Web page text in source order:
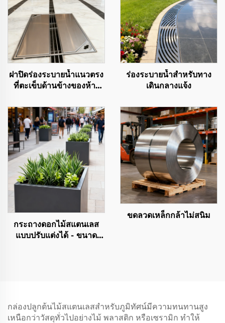
ฝาปิดร่องระบายน้ำแนวตรง
ที่ตะเข็บด้านข้างของห้าง
ร่องระบายน้ำสำหรับทาง
เดินกลางแจ้ง
กระถางดอกไม้สแตนเลส
แบบปรับแต่งได้ - ขนาด
ขดลวดเหล็กกล้าไม่สนิม
กล่องปลูกต้นไม้สแตนเลสสำหรับภูมิทัศน์มีความทนทานสูง
เหนือกว่าวัสดุทั่วไปอย่างไม้ พลาสติก หรือเซรามิก ทำให้